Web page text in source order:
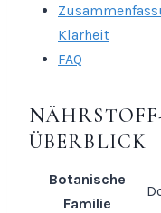
Klarheit
FAQ
ÜBERBLICK
Botanische
Familie